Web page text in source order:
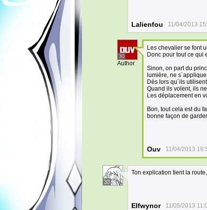
Lalienfou 11/04/2013
30
Author
Les chevalier se font
Donc pour tout ce qui
Sinon, on part du
lumière, ne
Dès lors qu´ils
Quand ils volent, ils
Les déplacement en
Bon, tout cela est du
bonne façon de
Ouv 11/04/2013
33
Ton explication tient la
Elfwynor 11/05/2013